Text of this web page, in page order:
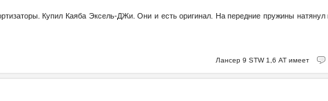
Купил Каяба Эксель-ДЖи. Они и есть оригинал. На передние пружины натянул
Лансер 9 STW 1,6 АТ имеет